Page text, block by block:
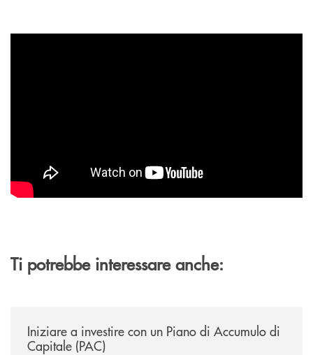
Ti potrebbe interessare anche:
Iniziare a investire con un Piano di Accumulo di
Capitale (PAC)